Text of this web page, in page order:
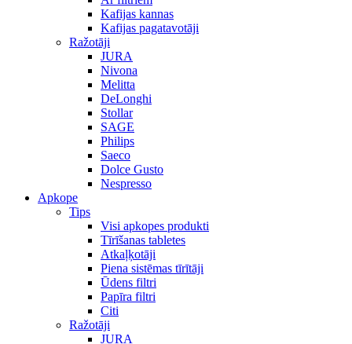
Kafijas kannas
Kafijas pagatavotāji
Ražotāji
JURA
Nivona
Melitta
DeLonghi
Stollar
SAGE
Philips
Saeco
Dolce Gusto
Nespresso
Apkope
Tips
Visi apkopes produkti
Tīrīšanas tabletes
Atkaļķotāji
Piena sistēmas tīrītāji
Ūdens filtri
Papīra filtri
Citi
Ražotāji
JURA